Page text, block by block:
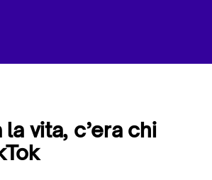
vita, c’era chi